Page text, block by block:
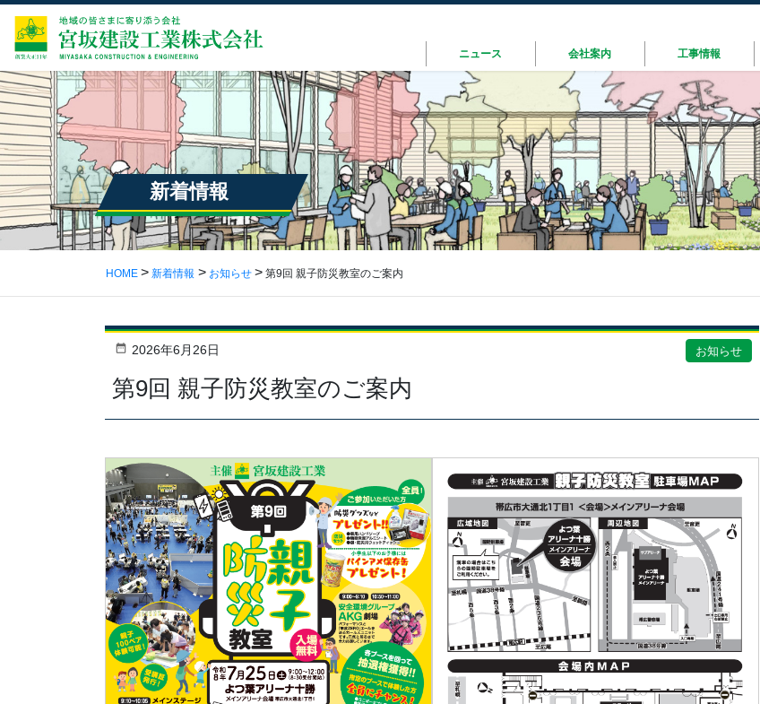
ニュース 会社案内 工事情報
新着情報
HOME 新着情報 お知らせ 第9回 親子防災教室のご案内
2026年6月26日 お知らせ
第9回 親子防災教室のご案内